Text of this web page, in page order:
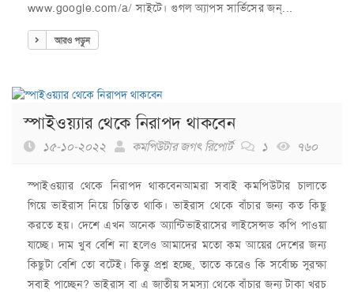
www.google.com/a/ সাইটে। গুগল অ্যাপস সার্ভিসের জন্...
আরও পড়ুন
স্পাইওয়্যার থেকে নিরাপদ থাকবেন
১৫-১০-২০২২ কমপিউটার জগৎ রিপোর্ট ১ ৭৬০
স্পাইওয়্যার থেকে নিরাপদ থাকবেনআমরা সবাই কমপিউটার চালাতে
গিয়ে ভাইরাস নিয়ে চিন্তিত থাকি। ভাইরাস থেকে বাঁচার জন্য কত কিছু
করতে হয়। দেশে এখন অনেক অ্যান্টিভাইরাসের লাইসেন্সড কপি পাওয়া
যাচ্ছে। দাম খুব বেশি না হলেও আমাদের মতো কম আয়ের দেশের জন্য
কিছুটা বেশি তো বটেই। কিন্তু প্রশ্ন হচ্ছে, তাতে করেও কি সর্বোচ্চ সুরক্ষা
সবাই পাচ্ছেন? ভাইরাস বা এ জাতীয় সমস্যা থেকে বাঁচার জন্য টাকা খরচ